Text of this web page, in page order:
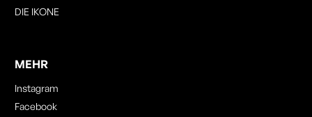
DIE IKONE
MEHR
Instagram
Facebook